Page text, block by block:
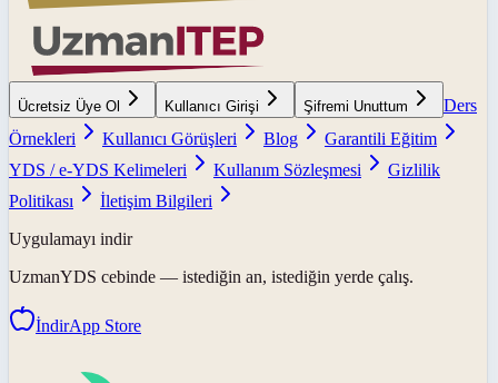
Ücretsiz Üye Ol Kullanıcı Girişi Şifremi Unuttum
Ders
Örnekleri
Kullanıcı Görüşleri Blog
Garantili Eğitim
YDS / e-YDS Kelimeleri
Kullanım Sözleşmesi
Gizlilik
Politikası
İletişim Bilgileri
Uygulamayı indir
UzmanYDS cebinde — istediğin an, istediğin yerde çalış.
İndirApp Store